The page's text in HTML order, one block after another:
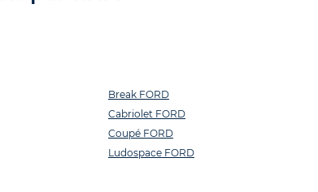
Break FORD
Cabriolet FORD
Coupé FORD
Ludospace FORD